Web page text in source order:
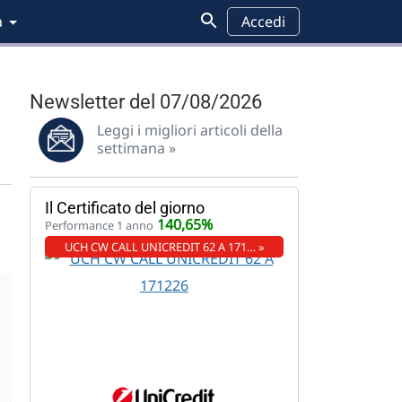
Accedi
Newsletter del 07/08/2026
Leggi i migliori articoli della
settimana »
Il Certificato del giorno
Performance 1 anno 140,65%
UCH CW CALL UNICREDIT 62 A 171… »